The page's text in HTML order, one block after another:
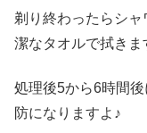
剃り終わったらシ
潔なタオルで拭きま
処理後5から6時間
防になりますよ♪